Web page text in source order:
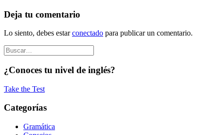
Deja tu comentario
Lo siento, debes estarconectado para publicar un comentario.
¿Conoces tu nivel de inglés?
Take the Test
Categorías
Gramática